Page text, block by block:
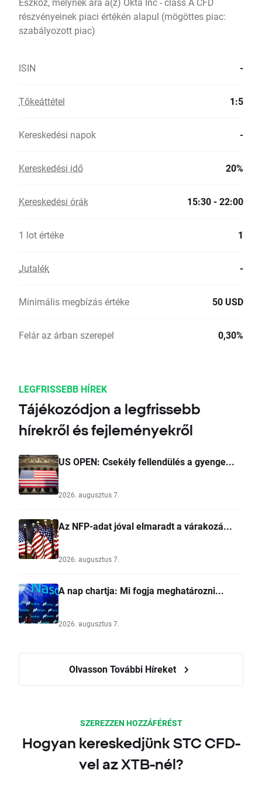
részvényeinek piaci értékén alapul (mögöttes piac:
szabályozott piac)
ISIN -
Tőkeáttétel 1:5
Kereskedési napok -
Kereskedési idő 20%
Kereskedési órák 15:30 - 22:00
1 lot értéke 1
Jutalék -
Minimális megbízás értéke 50 USD
Felár az árban szerepel 0,30%
LEGFRISSEBB HÍREK
Tájékozódjon a legfrissebb
hírekről és fejleményekről
US OPEN: Csekély fellendülés a gyenge...
2026. augusztus 7.
Az NFP-adat jóval elmaradt a várakozá...
2026. augusztus 7.
A nap chartja: Mi fogja meghatározni...
2026. augusztus 7.
Olvasson További Híreket
SZEREZZEN HOZZÁFÉRÉST
Hogyan kereskedjünk STC CFD-
vel az XTB-nél?